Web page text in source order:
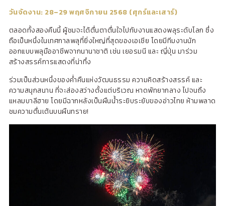
วันจัดงาน: 28–29 พฤศจิกายน 2568 (ศุกร์และเสาร์)
ตลอดทั้งสองคืนนี้ ผู้ชมจะได้ตื่นตาตื่นใจไปกับงานแสดงพลุระดับโลก ซึ่ง
ถือเป็นหนึ่งในเทศกาลพลุที่ยิ่งใหญ่ที่สุดของเอเชีย โดยมีทีมงานนัก
ออกแบบพลุมืออาชีพจากนานาชาติ เช่น เยอรมนี และ ญี่ปุ่น มาร่วม
สร้างสรรค์การแสดงที่น่าทึ่ง
ร่วมเป็นส่วนหนึ่งของค่ำคืนแห่งวัฒนธรรม ความคิดสร้างสรรค์ และ
ความสนุกสนาน ที่จะส่องสว่างตั้งแต่บริเวณ หาดพัทยากลาง ไปจนถึง
แหลมบาลีฮาย โดยมีฉากหลังเป็นผืนน้ำระยิบระยับของอ่าวไทย ห้ามพลาด
ชมความตื่นเต้นบนผืนทราย!